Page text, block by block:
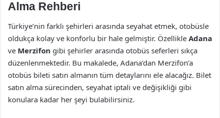
Alma Rehberi
Türkiye’nin farklı şehirleri arasında seyahat etmek, otobüsle
oldukça kolay ve konforlu bir hale gelmiştir. Özellikle Adana
ve Merzifon gibi şehirler arasında otobüs seferleri sıkça
düzenlenmektedir. Bu makalede, Adana’dan Merzifon’a
otobüs bileti satın almanın tüm detaylarını ele alacağız. Bilet
satın alma sürecinden, seyahat iptali ve değişikliği gibi
konulara kadar her şeyi bulabilirsiniz.